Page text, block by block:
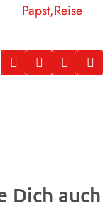
Papst Reise
Dich auch